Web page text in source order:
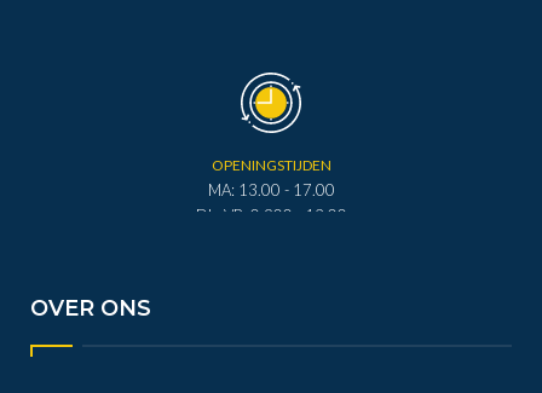
OPENINGSTIJDEN
MA: 13.00 - 17.00
DI - VR: 0.900 - 12.00
OVER ONS